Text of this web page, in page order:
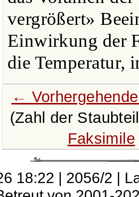
vergrößert»
Einwirkung der
die Temperatur,
←
(Zahl der
Faksimile
18:22 | 2056/2 |